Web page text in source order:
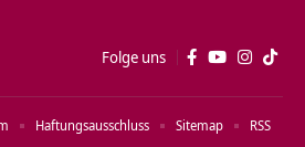
Folge uns
Haftungsausschluss Sitemap RSS